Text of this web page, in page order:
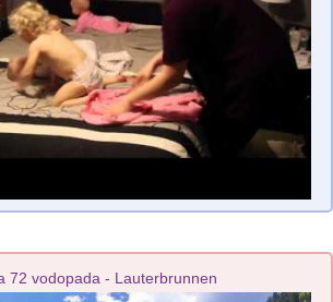
72 vodopada - Lauterbrunnen